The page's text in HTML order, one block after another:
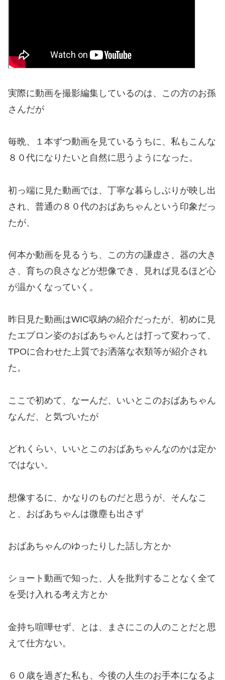
実際に動画を撮影編集しているのは、この方のお孫
さんだが
毎晩、１本ずつ動画を見ているうちに、私もこんな
８０代になりたいと自然に思うようになった。
初っ端に見た動画では、丁寧な暮らしぶりが映し出
され、普通の８０代のおばあちゃんという印象だっ
たが、
何本か動画を見るうち、この方の謙虚さ、器の大き
さ、育ちの良さなどが想像でき、見れば見るほど心
が温かくなっていく。
昨日見た動画はWIC収納の紹介だったが、初めに見
たエプロン姿のおばあちゃんとは打って変わって、
TPOに合わせた上質でお洒落な衣類等が紹介され
た。
ここで初めて、なーんだ、いいとこのおばあちゃん
なんだ、と気づいたが
どれくらい、いいとこのおばあちゃんなのかは定か
ではない。
想像するに、かなりのものだと思うが、そんなこ
と、おばあちゃんは微塵も出さず
おばあちゃんのゆったりした話し方とか
ショート動画で知った、人を批判することなく全て
を受け入れる考え方とか
金持ち喧嘩せず、とは、まさにこの人のことだと思
えて仕方ない。
６０歳を過ぎた私も、今後の人生のお手本になるよ